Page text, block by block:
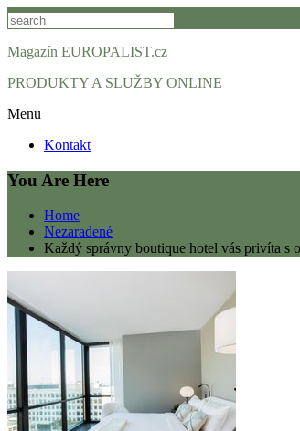
Skip
to
content
Magazín EUROPALIST.cz
PRODUKTY A SLUŽBY ONLINE
Menu
Kontakt
You Are Here
Home
Nezaradené
Každý správny boutique hotel vás privíta s